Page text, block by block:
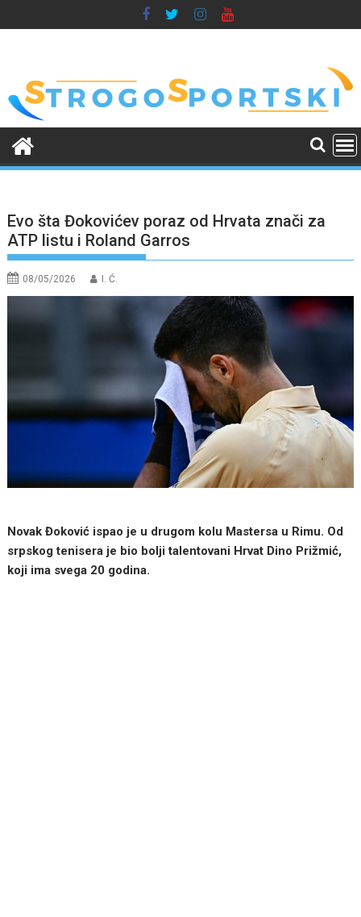
to
Evo šta Đokovićev poraz od Hrvata znači za
ATP listu i Roland Garros
08/05/2026 I. Ć.
Novak Đoković ispao je u drugom kolu Mastersa u Rimu. Od
srpskog tenisera je bio bolji talentovani Hrvat Dino Prižmić,
koji ima svega 20 godina.